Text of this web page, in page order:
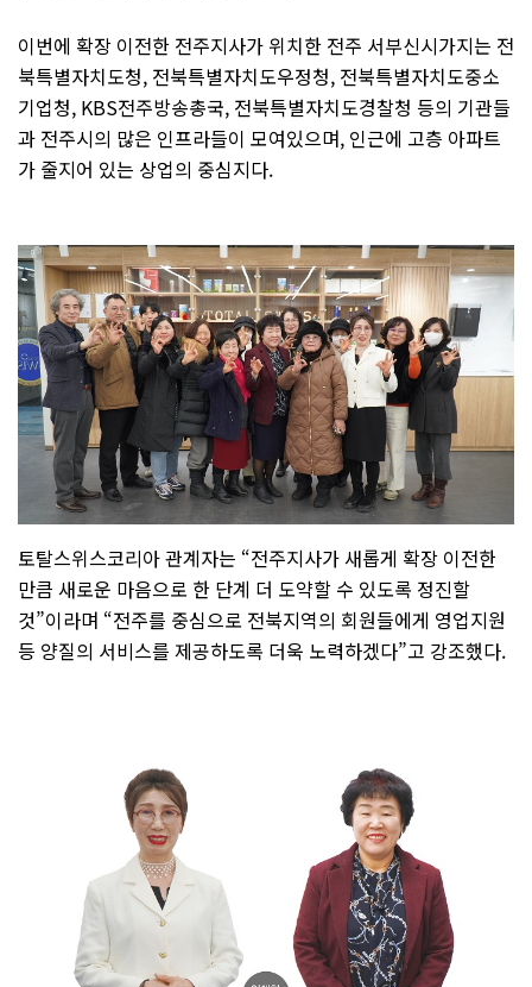
이번에 확장 이전한 전주지사가 위치한 전주 서부신시가지는 전
북특별자치도청, 전북특별자치도우정청, 전북특별자치도중소
기업청, KBS전주방송총국, 전북특별자치도경찰청 등의 기관들
과 전주시의 많은 인프라들이 모여있으며, 인근에 고층 아파트
가 줄지어 있는 상업의 중심지다.
토탈스위스코리아 관계자는 “전주지사가 새롭게 확장 이전한
만큼 새로운 마음으로 한 단계 더 도약할 수 있도록 정진할
것”이라며 “전주를 중심으로 전북지역의 회원들에게 영업지원
등 양질의 서비스를 제공하도록 더욱 노력하겠다”고 강조했다.